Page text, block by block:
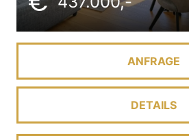
ANFRAGE
DETAILS